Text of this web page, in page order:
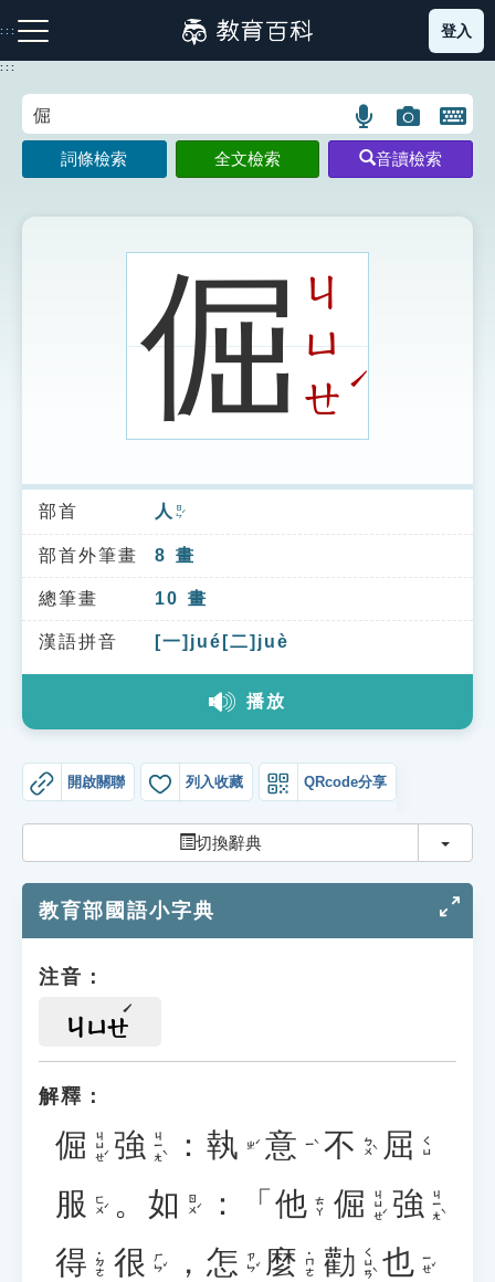
到
主
:::
注音索引圖示 筆畫索引圖示 部首索引表圖示
索引選單
知識索引
單字索引
生命大百科索引
教學應用
貓頭鷹博士
登入
:::
語
言
搜
示
圖
片
搜
開
鍵
圖
詞條檢索 全文檢索 音讀檢索
倔 ㄐ
ㄩ
ㄝ
ˊ
部首 人 ㄖㄣˊ
部首外筆畫 8 畫
總筆畫 10 畫
漢語拼音 [一]jué[二]juè
播放
開啟關聯 列入收藏 QRcode分享
切換辭典 切換
教育部國語小字典
注音：
ㄐㄩㄝ
解釋：
倔 ㄐㄩㄝˊ 強 ㄐㄧㄤˋ ： 執 ㄓˊ 意 ㄧˋ 不 ㄅㄨˋ 屈 ㄑㄩ
服 ㄈㄨˊ 。 如 ㄖㄨˊ ：「 他 ㄊㄚ 倔 ㄐㄩㄝˊ 強 ㄐㄧㄤˋ
得 ˙ㄉㄜ 很 ㄏㄣˇ ， 怎 ㄗㄣˇ 麼 ˙ㄇㄜ 勸 ㄑㄩㄢˋ 也 ㄧㄝˇ